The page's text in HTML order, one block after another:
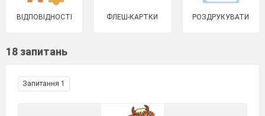
ВІДПОВІДНОСТІ ФЛЕШ-КАРТКИ РОЗДРУКУВАТИ
18 запитань
Запитання 1